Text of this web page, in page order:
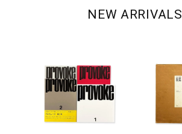
NEW ARRIVALS